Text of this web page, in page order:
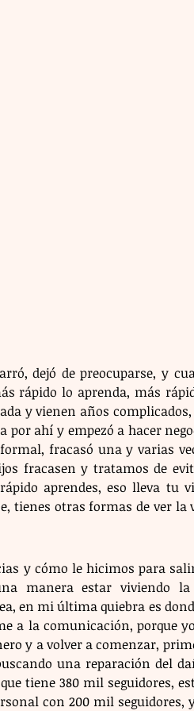
dejó de preocuparse, y
rápido lo aprenda, más
y vienen años
ahí y empezó a hacer
fracasó una y varias
fracasen y tratamos de
aprendes, eso lleva tu
tienes otras formas de ver la
y cómo le hicimos para
manera estar viviendo
en mi última quiebra es
a la comunicación, porque
y a volver a comenzar,
una reparación del
tiene 380 mil seguidores,
con 200 mil seguidores,